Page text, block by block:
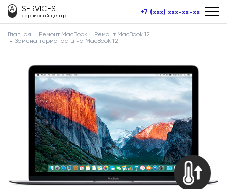
SERVICES
сервисный центр +7 (xxx) xxx-xx-xx
Главная Ремонт MacBook
Ремонт MacBook 12
Замена термопасты на MacBook 12